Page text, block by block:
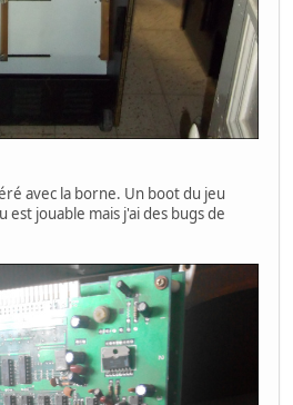
avec la borne. Un boot du jeu
jouable mais j'ai des bugs de